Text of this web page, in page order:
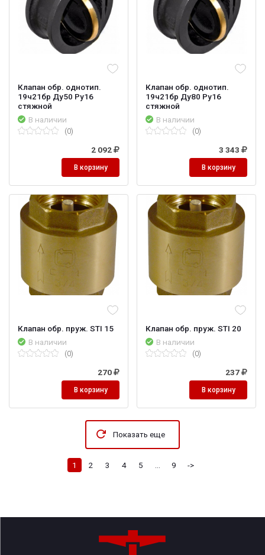
Клапан обр. однотип.
19ч21бр Ду50 Ру16
стяжной
В наличии
(0)
2 092
В корзину
Клапан обр. однотип.
19ч21бр Ду80 Ру16
стяжной
В наличии
(0)
3 343
В корзину
Клапан обр. пруж. STI 15
В наличии
(0)
270
В корзину
Клапан обр. пруж. STI 20
В наличии
(0)
237
В корзину
Показать еще
1 2 3 4 5 9 ->